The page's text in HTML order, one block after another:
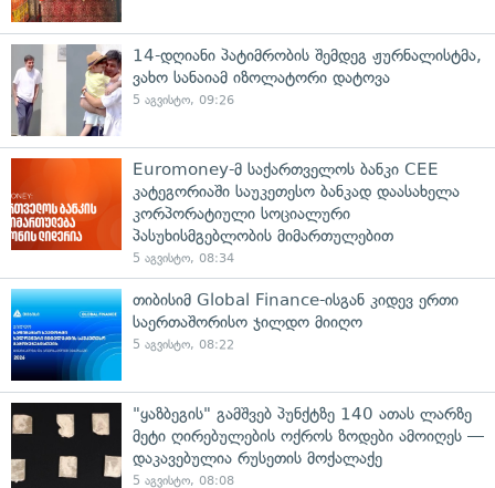
14-დღიანი პატიმრობის შემდეგ ჟურნალისტმა,
ვახო სანაიამ იზოლატორი დატოვა
5 აგვისტო, 09:26
Euromoney-მ საქართველოს ბანკი CEE
კატეგორიაში საუკეთესო ბანკად დაასახელა
კორპორატიული სოციალური
პასუხისმგებლობის მიმართულებით
5 აგვისტო, 08:34
თიბისიმ Global Finance-ისგან კიდევ ერთი
საერთაშორისო ჯილდო მიიღო
5 აგვისტო, 08:22
"ყაზბეგის" გამშვებ პუნქტზე 140 ათას ლარზე
მეტი ღირებულების ოქროს ზოდები ამოიღეს —
დაკავებულია რუსეთის მოქალაქე
5 აგვისტო, 08:08